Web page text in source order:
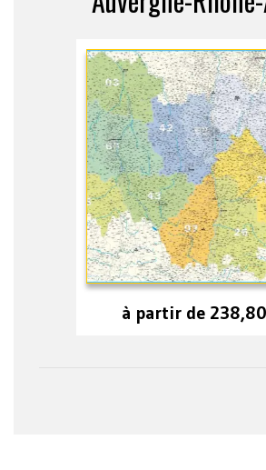
à partir de 238,80